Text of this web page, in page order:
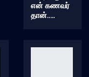
என் கணவர்
தான்…..